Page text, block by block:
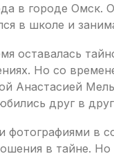
в городе Омск.
в школе и
оставалась
Но со
Анастасией
друг в
в
в тайне.